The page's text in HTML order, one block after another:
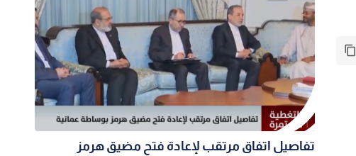
تفاصيل اتفاق مرتقب لإعادة فتح مضيق هرمز